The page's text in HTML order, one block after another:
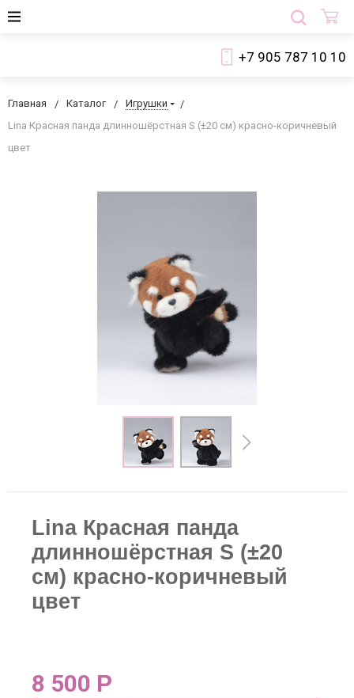
+7 905 787 10 10
Главная Каталог
Игрушки
Lina Красная панда длинношёрстная S (±20 см) красно-коричневый
цвет
Lina Красная панда
длинношёрстная S (±20
см) красно-коричневый
цвет
8 500 Р